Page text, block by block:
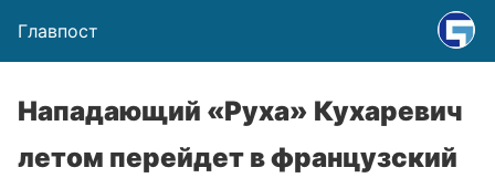
Главпост
Нападающий «Руха» Кухаревич
летом перейдет в французский